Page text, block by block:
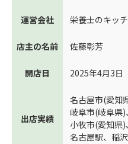
運営会社 栄養士のキッ
店主の名前 佐藤彰芳
開店日 2025年4月3日
出店実績
名古屋市(愛知
岐阜市(岐阜県)、
小牧市(愛知県)、
名古屋駅、 稲